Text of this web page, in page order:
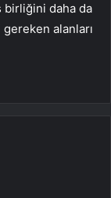
birliğini daha da
alanları